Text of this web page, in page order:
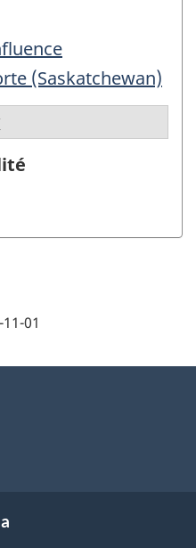
(Saskatchewan)
01